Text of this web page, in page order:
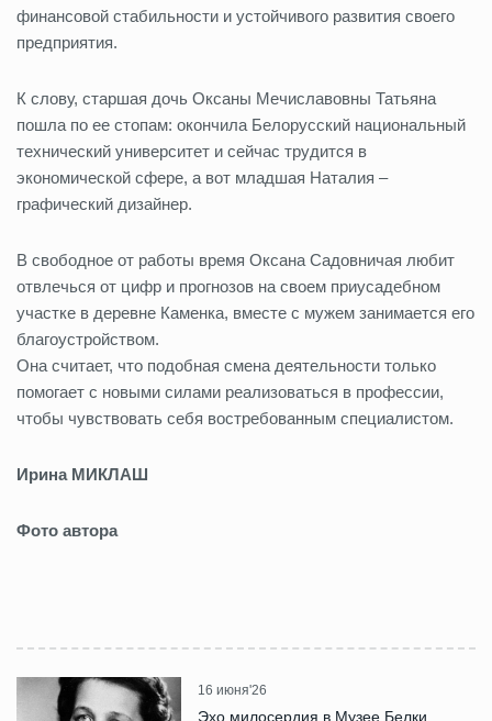
финансовой стабильности и устойчивого развития своего
предприятия.
К слову, старшая дочь Оксаны Мечиславовны Татьяна
пошла по ее стопам: окончила Белорусский национальный
технический университет и сейчас трудится в
экономической сфере, а вот младшая Наталия –
графический дизайнер.
В свободное от работы время Оксана Садовничая любит
отвлечься от цифр и прогнозов на своем приусадебном
участке в деревне Каменка, вместе с мужем занимается его
благоустройством.
Она считает, что подобная смена деятельности только
помогает с новыми силами реализоваться в профессии,
чтобы чувствовать себя востребованным специалистом.
Ирина МИКЛАШ
Фото автора
16 июня'26
Эхо милосердия в Музее Белки